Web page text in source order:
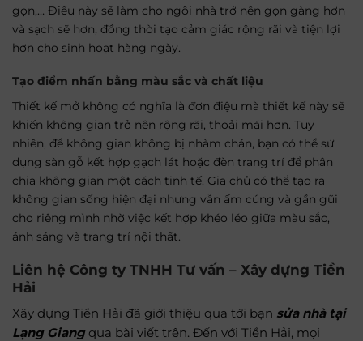
gọn,… Điều này sẽ làm cho ngôi nhà trở nên gọn gàng hơn
và sạch sẽ hơn, đồng thời tạo cảm giác rộng rãi và tiện lợi
hơn cho sinh hoạt hàng ngày.
Tạo điểm nhấn bằng màu sắc và chất liệu
Thiết kế mở không có nghĩa là đơn điệu mà thiết kế này sẽ
khiến không gian trở nên rộng rãi, thoải mái hơn. Tuy
nhiên, để không gian không bị nhàm chán, bạn có thể sử
dụng sàn gỗ kết hợp gạch lát hoặc đèn trang trí để phân
chia không gian một cách tinh tế. Gia chủ có thể tạo ra
không gian sống hiện đại nhưng vẫn ấm cúng và gần gũi
cho riêng mình nhờ việc kết hợp khéo léo giữa màu sắc,
ánh sáng và trang trí nội thất.
Liên hệ Công ty TNHH Tư vấn – Xây dựng Tiền
Hải
Xây dựng Tiền Hải đã giới thiệu qua tới bạn sửa nhà tại
Lạng Giang qua bài viết trên. Đến với Tiền Hải, mọi